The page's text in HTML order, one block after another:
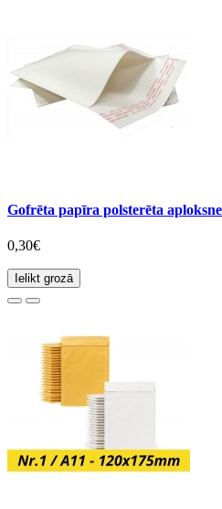
Gofrēta papīra polsterēta
0,30€
Ielikt grozā